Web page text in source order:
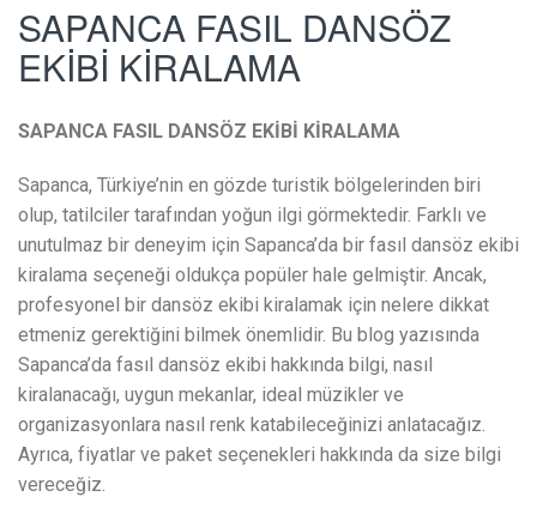
SAPANCA FASIL DANSÖZ
EKİBİ KİRALAMA
SAPANCA FASIL DANSÖZ EKİBİ KİRALAMA
Sapanca, Türkiye’nin en gözde turistik bölgelerinden biri
olup, tatilciler tarafından yoğun ilgi görmektedir. Farklı ve
unutulmaz bir deneyim için Sapanca’da bir fasıl dansöz ekibi
kiralama seçeneği oldukça popüler hale gelmiştir. Ancak,
profesyonel bir dansöz ekibi kiralamak için nelere dikkat
etmeniz gerektiğini bilmek önemlidir. Bu blog yazısında
Sapanca’da fasıl dansöz ekibi hakkında bilgi, nasıl
kiralanacağı, uygun mekanlar, ideal müzikler ve
organizasyonlara nasıl renk katabileceğinizi anlatacağız.
Ayrıca, fiyatlar ve paket seçenekleri hakkında da size bilgi
vereceğiz.